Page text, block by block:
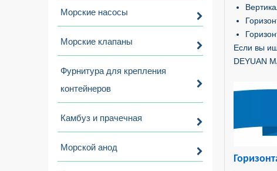
Морские насосы
Морские клапаны
Фурнитура для крепления
контейнеров
Камбуз и прачечная
Морской анод
Если вы
DEYUAN